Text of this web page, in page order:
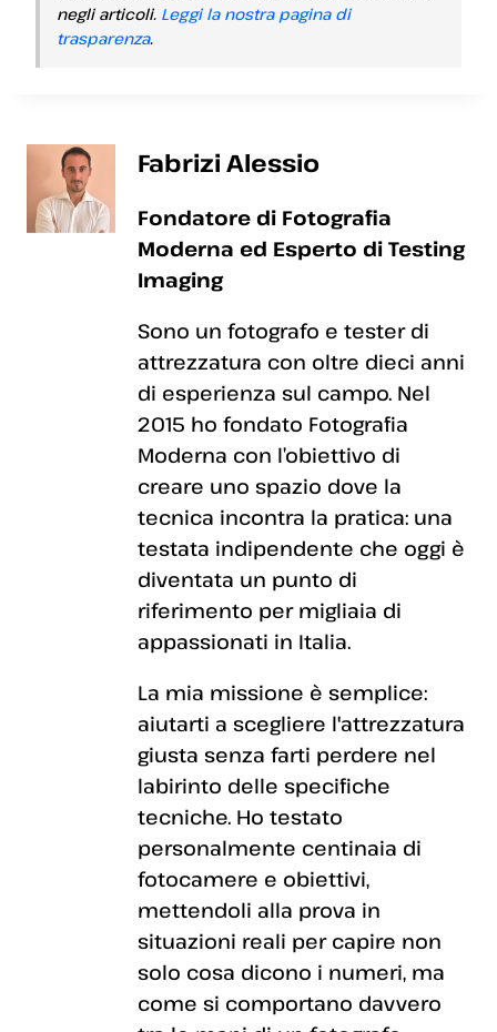
negli articoli. Leggi la nostra pagina di
trasparenza.
Fabrizi Alessio
Fondatore di Fotografia
Moderna ed Esperto di Testing
Imaging
Sono un fotografo e tester di
attrezzatura con oltre dieci anni
di esperienza sul campo. Nel
2015 ho fondato Fotografia
Moderna con l’obiettivo di
creare uno spazio dove la
tecnica incontra la pratica: una
testata indipendente che oggi è
diventata un punto di
riferimento per migliaia di
appassionati in Italia.
La mia missione è semplice:
aiutarti a scegliere l'attrezzatura
giusta senza farti perdere nel
labirinto delle specifiche
tecniche. Ho testato
personalmente centinaia di
fotocamere e obiettivi,
mettendoli alla prova in
situazioni reali per capire non
solo cosa dicono i numeri, ma
come si comportano davvero